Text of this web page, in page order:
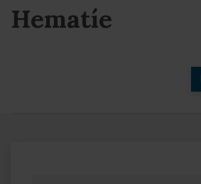
Hematíe